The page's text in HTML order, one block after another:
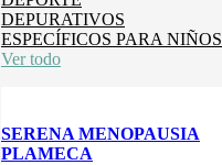
DEPURATIVOS
ESPECÍFICOS PARA NIÑOS
Ver todo
SERENA MENOPAUSIA
PLAMECA